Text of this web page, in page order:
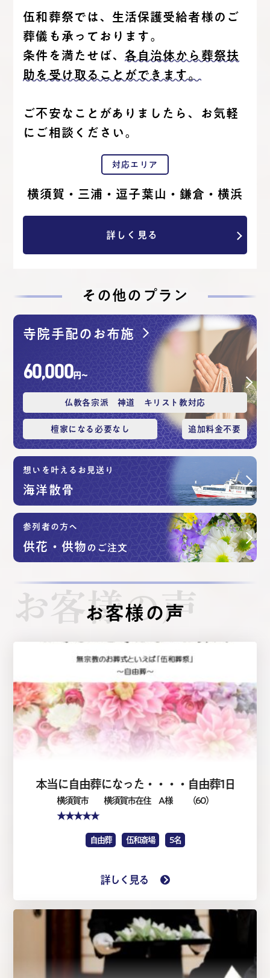
伍和葬祭では、生活保護受給者様のご
葬儀も承っております。
条件を満たせば、 各自治体から葬祭扶
助を受け取ることができます。
ご不安なことがありましたら、お気軽
にご相談ください。
対応エリア
横須賀・三浦・逗子葉山・鎌倉・横浜
詳しく見る
その他のプラン
寺院手配のお布施
仏教各宗派 神道 キリスト教対応
檀家になる必要なし 追加料⾦不要
60,000円〜
想いを叶えるお見送り
海洋散⾻
参列者の方へ
供花・供物のご注文
お客様の声
お客様の声
本当に自由葬になった・・・・自由葬1日
横須賀市 横須賀市在住 A 様 （60）
★★★★★
自由葬 伍和斎場 5名
詳しく見る